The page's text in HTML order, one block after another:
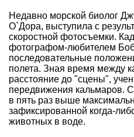
Недавно морской биолог
О`Дора, выступила с
скоростной фотосъемки.
фотографом-любителем
последовательные
полета. Зная время между
расстояние до "сцены",
передвижения кальмаров.
в пять раз выше
зафиксированной когда-
животных в воде.